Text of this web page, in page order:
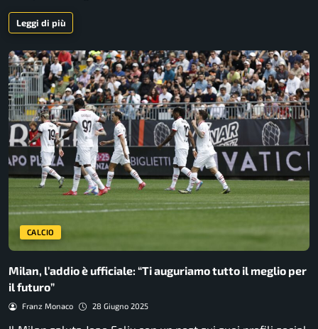
Leggi di più
CALCIO
Milan, l’addio è ufficiale: “Ti auguriamo tutto il meglio per
il futuro”
Franz Monaco 28 Giugno 2025